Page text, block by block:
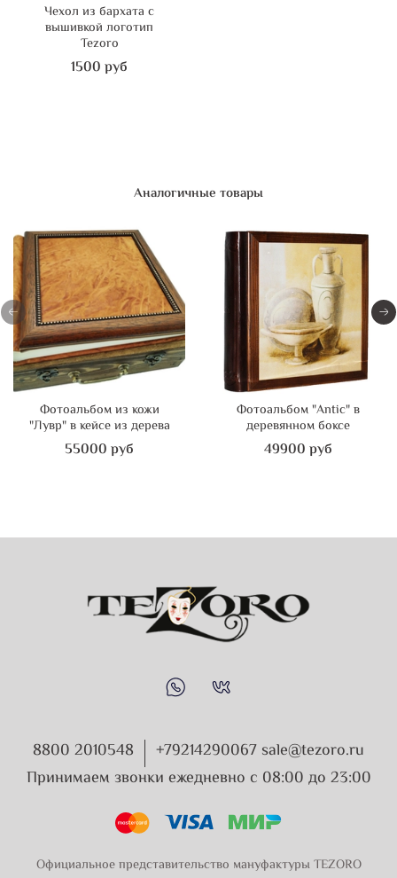
Чехол из бархата с
вышивкой логотип
Tezoro
1500 руб
Аналогичные товары
Фотоальбом из кожи
"Лувр" в кейсе из дерева
55000 руб
Фотоальбом "Antic" в
деревянном боксе
49900 руб
8800 2010548
+79214290067 sale@tezoro.ru
Принимаем звонки ежедневно с 08:00 до 23:00
Официальное представительство мануфактуры TEZORO